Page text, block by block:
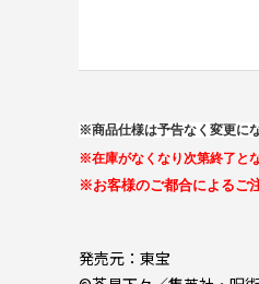
※商品仕様は予告なく変更に
※在庫がなくなり次第終了とな
※お客様のご都合によるご
発売元：東宝